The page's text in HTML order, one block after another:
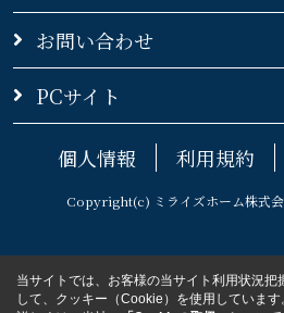
お問い合わせ
PCサイト
個人情報 利用規約
Copyright(c) ミライズホーム株式
当サイトでは、お客様の当サイト利用状況把
して、クッキー（Cookie）を使用しています